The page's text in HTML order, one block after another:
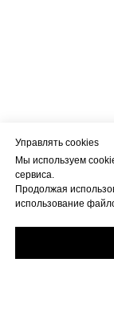
Управлять cookies
Мы используем
сервиса.
Продолжая
использование